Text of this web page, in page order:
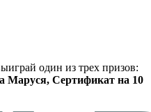
один из трех призов:
Маруся, Сертификат на 10